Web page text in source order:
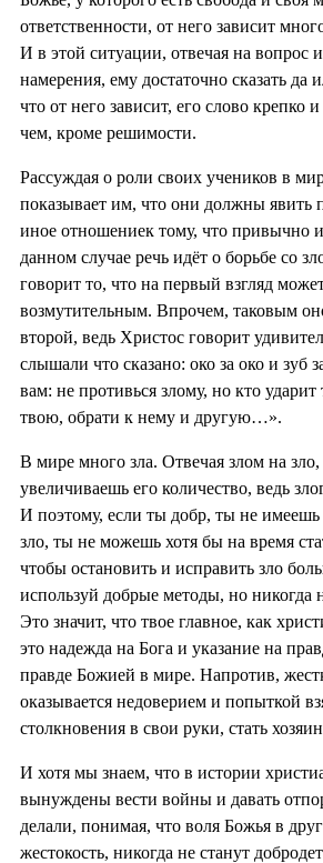
ответственности, от него зависит
И в этой ситуации, отвечая на вопрос
намерения, ему достаточно сказать да
что от него зависит, его слово крепко
чем, кроме решимости.
Рассуждая о роли своих учеников в
показывает им, что они должны явить
иное отношениек тому, что привычно
данном случае речь идёт о борьбе со
говорит то, что на первый взгляд
возмутительным. Впрочем, таковым
второй, ведь Христос говорит
слышали что сказано: око за око и зуб
вам: не противься злому, но кто
твою, обрати к нему и другую…».
В мире много зла. Отвечая злом на зло,
увеличиваешь его количество, ведь
И поэтому, если ты добр, ты не имеешь
зло, ты не можешь хотя бы на время
чтобы остановить и исправить зло
используй добрые методы, но никогда
Это значит, что твое главное, как
это надежда на Бога и указание на
правде Божией в мире. Напротив,
оказывается недоверием и попыткой
столкновения в свои руки, стать
И хотя мы знаем, что в истории
вынуждены вести войны и давать
делали, понимая, что воля Божья в
жестокость, никогда не станут